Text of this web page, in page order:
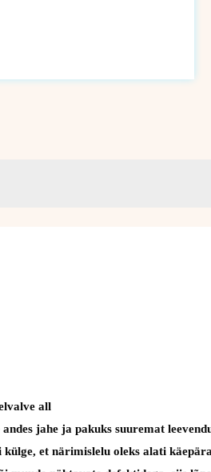
all
jahe ja pakuks suuremat
et närimislelu oleks alati